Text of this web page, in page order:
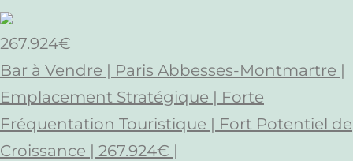
267.924€
Bar à Vendre | Paris Abbesses-Montmartre |
Emplacement Stratégique | Forte
Fréquentation Touristique | Fort Potentiel de
Croissance | 267.924€ |